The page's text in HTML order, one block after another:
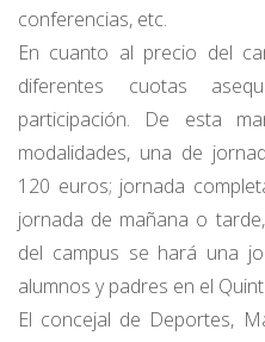
conferencias, etc.
En cuanto al precio del
diferentes cuotas
participación. De esta
modalidades, una de
120 euros; jornada
jornada de mañana o
del campus se hará una
alumnos y padres en el
El concejal de Deportes,